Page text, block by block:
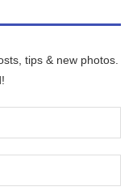
tips & new photos.